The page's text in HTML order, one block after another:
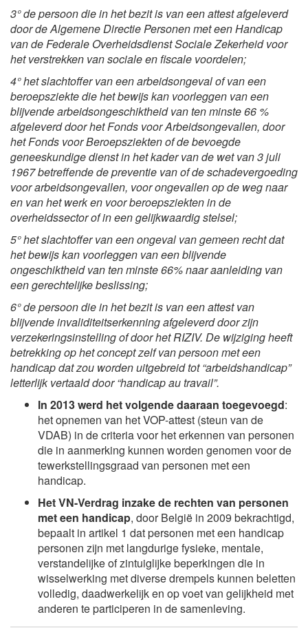
3° de persoon die in het bezit is van een attest afgeleverd
door de Algemene Directie Personen met een Handicap
van de Federale Overheidsdienst Sociale Zekerheid voor
het verstrekken van sociale en fiscale voordelen;
4° het slachtoffer van een arbeidsongeval of van een
beroepsziekte die het bewijs kan voorleggen van een
blijvende arbeidsongeschiktheid van ten minste 66 %
afgeleverd door het Fonds voor Arbeidsongevallen, door
het Fonds voor Beroepsziekten of de bevoegde
geneeskundige dienst in het kader van de wet van 3 juli
1967 betreffende de preventie van of de schadevergoeding
voor arbeidsongevallen, voor ongevallen op de weg naar
en van het werk en voor beroepsziekten in de
overheidssector of in een gelijkwaardig stelsel;
5° het slachtoffer van een ongeval van gemeen recht dat
het bewijs kan voorleggen van een blijvende
ongeschiktheid van ten minste 66% naar aanleiding van
een gerechtelijke beslissing;
6° de persoon die in het bezit is van een attest van
blijvende invaliditeitserkenning afgeleverd door zijn
verzekeringsinstelling of door het RIZIV. De wijziging heeft
betrekking op het concept zelf van persoon met een
handicap dat zou worden uitgebreid tot “arbeidshandicap”
letterlijk vertaald door “handicap au travail”.
In 2013 werd het volgende daaraan toegevoegd:
het opnemen van het VOP-attest (steun van de
VDAB) in de criteria voor het erkennen van personen
die in aanmerking kunnen worden genomen voor de
tewerkstellingsgraad van personen met een
handicap.
Het VN-Verdrag inzake de rechten van personen
met een handicap, door België in 2009 bekrachtigd,
bepaalt in artikel 1 dat personen met een handicap
personen zijn met langdurige fysieke, mentale,
verstandelijke of zintuiglijke beperkingen die in
wisselwerking met diverse drempels kunnen beletten
volledig, daadwerkelijk en op voet van gelijkheid met
anderen te participeren in de samenleving.